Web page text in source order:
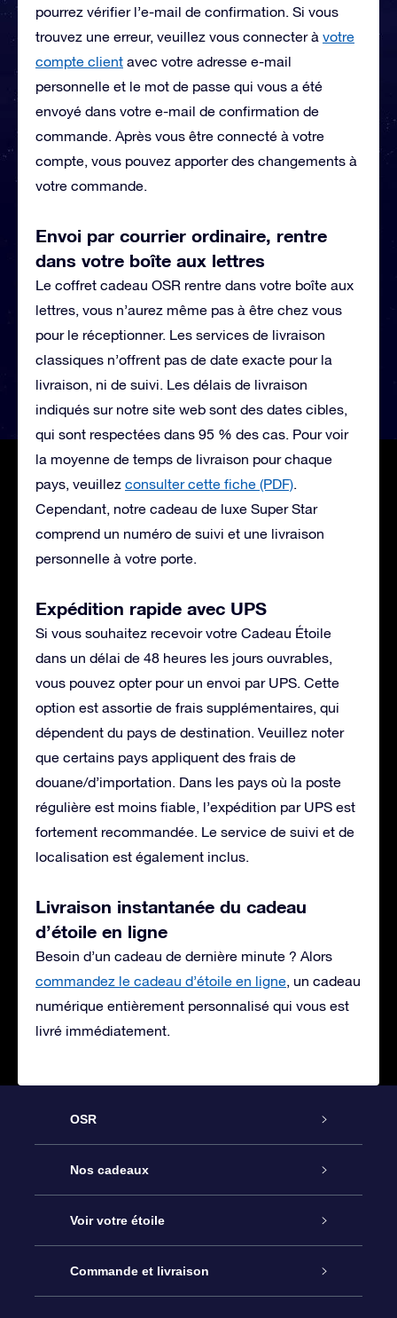
pourrez vérifier l’e-mail de confirmation. Si vous
trouvez une erreur, veuillez vous connecter à votre
compte client avec votre adresse e-mail
personnelle et le mot de passe qui vous a été
envoyé dans votre e-mail de confirmation de
commande. Après vous être connecté à votre
compte, vous pouvez apporter des changements à
votre commande.
Envoi par courrier ordinaire, rentre
dans votre boîte aux lettres
Le coffret cadeau OSR rentre dans votre boîte aux
lettres, vous n’aurez même pas à être chez vous
pour le réceptionner. Les services de livraison
classiques n’offrent pas de date exacte pour la
livraison, ni de suivi. Les délais de livraison
indiqués sur notre site web sont des dates cibles,
qui sont respectées dans 95 % des cas. Pour voir
la moyenne de temps de livraison pour chaque
pays, veuillez consulter cette fiche (PDF).
Cependant, notre cadeau de luxe Super Star
comprend un numéro de suivi et une livraison
personnelle à votre porte.
Expédition rapide avec UPS
Si vous souhaitez recevoir votre Cadeau Étoile
dans un délai de 48 heures les jours ouvrables,
vous pouvez opter pour un envoi par UPS. Cette
option est assortie de frais supplémentaires, qui
dépendent du pays de destination. Veuillez noter
que certains pays appliquent des frais de
douane/d’importation. Dans les pays où la poste
régulière est moins fiable, l’expédition par UPS est
fortement recommandée. Le service de suivi et de
localisation est également inclus.
Livraison instantanée du cadeau
d’étoile en ligne
Besoin d’un cadeau de dernière minute ? Alors
commandez le cadeau d’étoile en ligne, un cadeau
numérique entièrement personnalisé qui vous est
livré immédiatement.
OSR
Service
À propos de l’OSR
Nous contacter
Nos cadeaux
Cadeau d’étoile en ligne
Coffret cadeau OSR
Voir votre étoile
Registre des étoiles
Commande et livraison